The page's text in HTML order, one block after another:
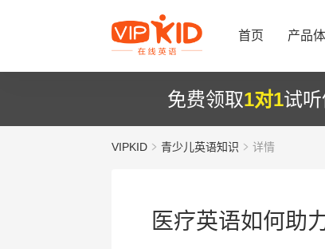
首页 产品
免费领取1对1试
VIPKID 青少儿英语知识 详情
医疗英语如何助